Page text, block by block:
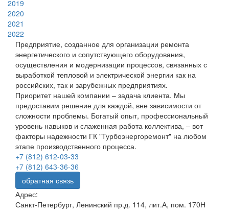
2019
2020
2021
2022
Предприятие, созданное для организации ремонта
энергетического и сопутствующего оборудования,
осуществления и модернизации процессов, связанных с
выработкой тепловой и электрической энергии как на
российских, так и зарубежных предприятиях.
Приоритет нашей компании – задача клиента. Мы
предоставим решение для каждой, вне зависимости от
сложности проблемы. Богатый опыт, профессиональный
уровень навыков и слаженная работа коллектива, – вот
факторы надежности ГК "Турбоэнергоремонт" на любом
этапе производственного процесса.
+7 (812) 612-03-33
+7 (812) 643-36-36
обратная связь
Адрес:
Санкт-Петербург, Ленинский пр.д. 114, лит.А, пом. 170Н